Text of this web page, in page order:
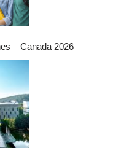
– Canada 2026